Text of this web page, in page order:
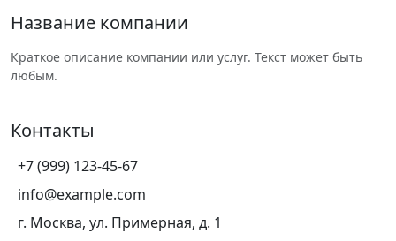
Название компании
Краткое описание компании или услуг. Текст может быть
любым.
Контакты
+7 (999) 123-45-67
info@example.com
г. Москва, ул. Примерная, д. 1